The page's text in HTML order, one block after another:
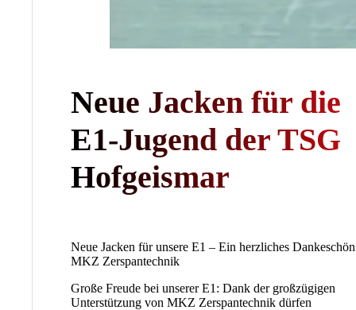
Neue Jacken für die
E1-Jugend der TSG
Hofgeismar
Neue Jacken für unsere E1 – Ein herzliches
MKZ Zerspantechnik
Große Freude bei unserer E1: Dank der großzügigen
Unterstützung von MKZ Zerspantechnik dürfen